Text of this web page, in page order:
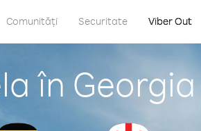
Comunități Securitate Viber Out
în